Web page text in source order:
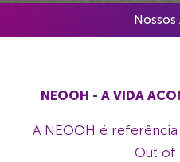
Nossos
NEOOH - A VIDA
A NEOOH é
Out of